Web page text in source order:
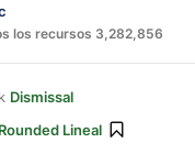
los recursos 3,282,856
Dismissal
Lineal